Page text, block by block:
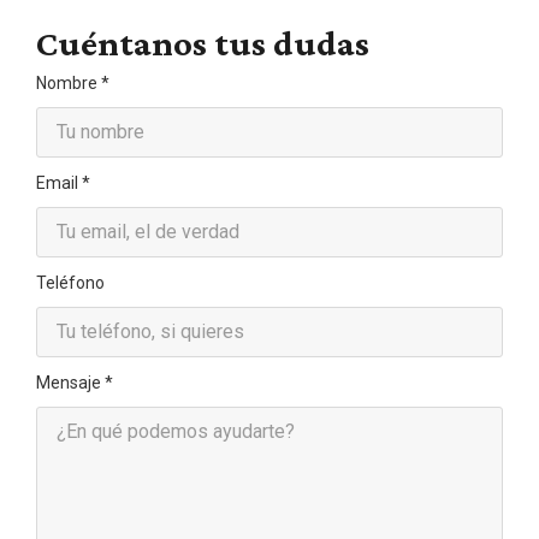
Cuéntanos tus dudas
Nombre *
Email *
Teléfono
Mensaje *